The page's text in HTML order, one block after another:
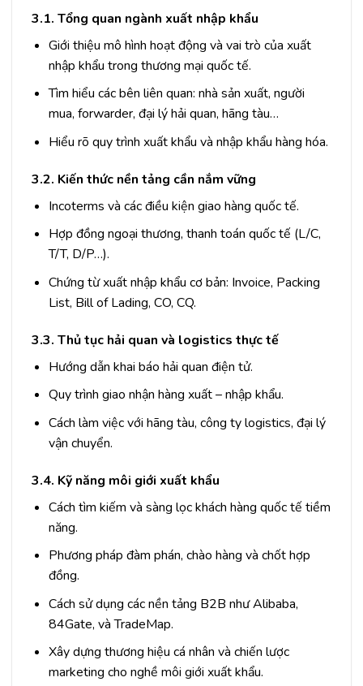
3.1. Tổng quan ngành xuất nhập khẩu
Giới thiệu mô hình hoạt động và vai trò của xuất
nhập khẩu trong thương mại quốc tế.
Tìm hiểu các bên liên quan: nhà sản xuất, người
mua, forwarder, đại lý hải quan, hãng tàu…
Hiểu rõ quy trình xuất khẩu và nhập khẩu hàng hóa.
3.2. Kiến thức nền tảng cần nắm vững
Incoterms và các điều kiện giao hàng quốc tế.
Hợp đồng ngoại thương, thanh toán quốc tế (L/C,
T/T, D/P…).
Chứng từ xuất nhập khẩu cơ bản: Invoice, Packing
List, Bill of Lading, CO, CQ.
3.3. Thủ tục hải quan và logistics thực tế
Hướng dẫn khai báo hải quan điện tử.
Quy trình giao nhận hàng xuất – nhập khẩu.
Cách làm việc với hãng tàu, công ty logistics, đại lý
vận chuyển.
3.4. Kỹ năng môi giới xuất khẩu
Cách tìm kiếm và sàng lọc khách hàng quốc tế tiềm
năng.
Phương pháp đàm phán, chào hàng và chốt hợp
đồng.
Cách sử dụng các nền tảng B2B như Alibaba,
84Gate, và TradeMap.
Xây dựng thương hiệu cá nhân và chiến lược
marketing cho nghề môi giới xuất khẩu.